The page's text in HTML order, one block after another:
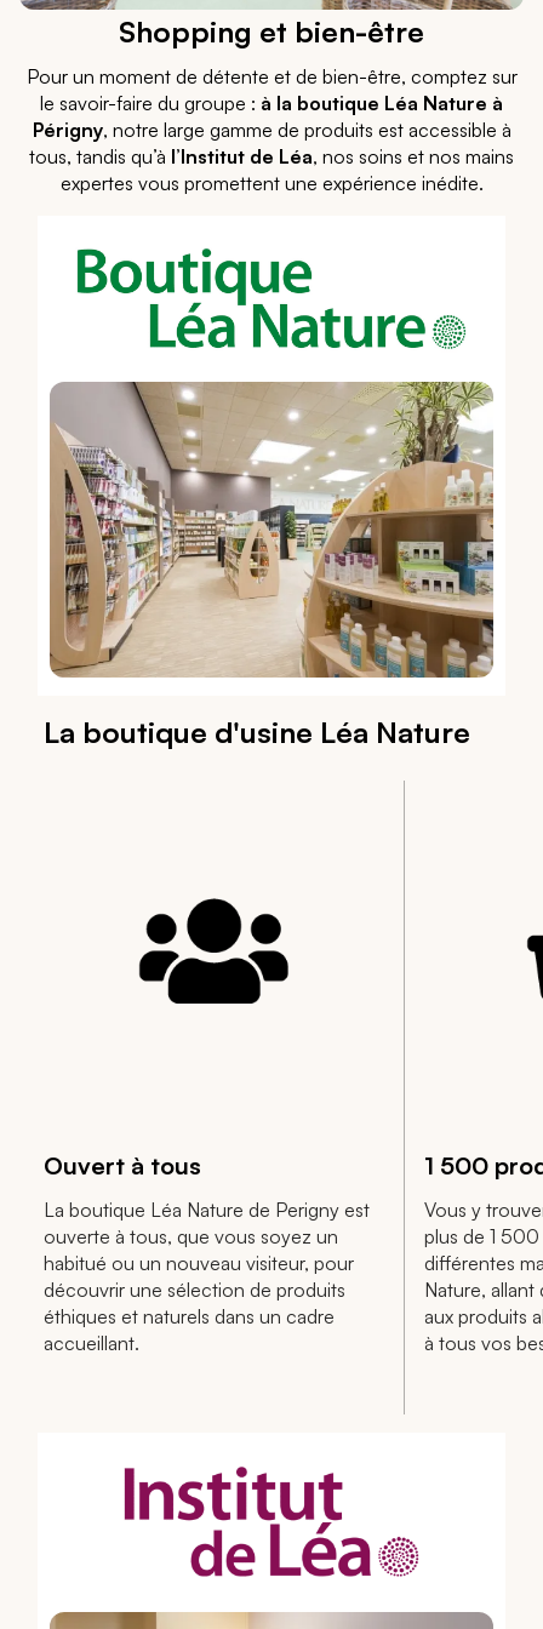
Shopping et bien-être
Pour un moment de détente et de bien-être, comptez sur
le savoir-faire du groupe : à la boutique Léa Nature à
Périgny, notre large gamme de produits est accessible à
tous, tandis qu’à l’Institut de Léa, nos soins et nos mains
expertes vous promettent une expérience inédite.
La boutique d'usine Léa Nature
Ouvert à tous
La boutique Léa Nature de Perigny est
ouverte à tous, que vous soyez un
habitué ou un nouveau visiteur, pour
découvrir une sélection de produits
éthiques et naturels dans un cadre
accueillant.
1 500
Vous y
plus de 1
différentes
Nature,
aux produits
à tous vos